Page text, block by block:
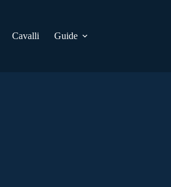
Cavalli Guide